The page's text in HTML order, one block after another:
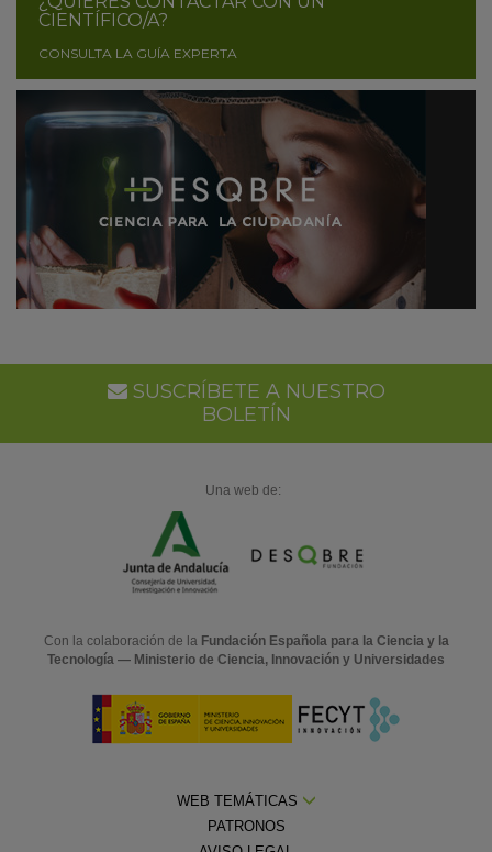
CIENTÍFICO/A?
CONSULTA LA GUÍA EXPERTA
SUSCRÍBETE A NUESTRO
BOLETÍN
Una web de:
Con la colaboración de la Fundación Española para la Ciencia y la
Tecnología — Ministerio de Ciencia, Innovación y Universidades
WEB TEMÁTICAS
PATRONOS